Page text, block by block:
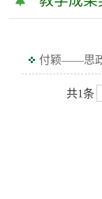
付颖——思
农业化学研究
共1条